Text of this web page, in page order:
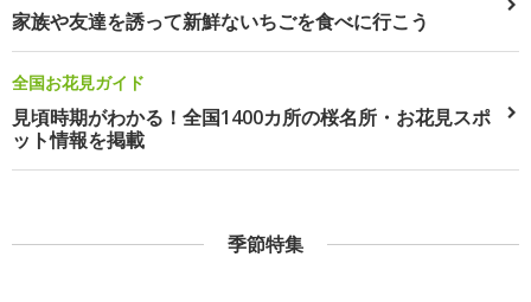
家族や友達を誘って新鮮ないちごを食べに行こう
全国お花見ガイド
見頃時期がわかる！全国1400カ所の桜名所・お花見スポ
ット情報を掲載
季節特集